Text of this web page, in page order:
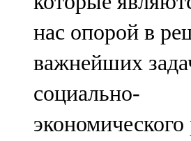
нас опорой в
важнейших
социально-
экономического